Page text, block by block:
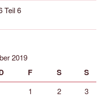
Teil 6
2019
F S S
1 2 3